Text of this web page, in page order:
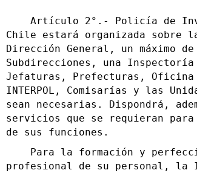
Artículo 2°.- Policía de
Chile estará organizada sobre
Dirección General, un máximo
Subdirecciones, una Inspectoría
Jefaturas, Prefecturas, Oficina
INTERPOL, Comisarías y las
sean necesarias.
Dispondrá,
servicios que se requieran para
de sus funciones.
Para la formación y
profesional de su personal, la